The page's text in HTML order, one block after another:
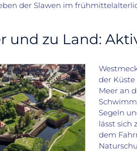
der Slawen im
und zu Land:
der Küste
Meer an
Segeln
lässt sich
dem